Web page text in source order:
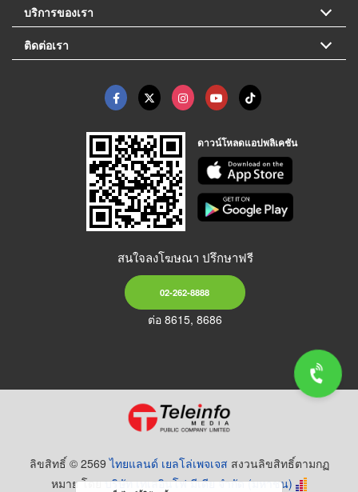
บริการของเรา
ติดต่อเรา
ดาวน์โหลดแอปพลิเคชัน
สนใจลงโฆษณา ปรึกษาฟรี
02-262-8888
ต่อ 8615, 8686
ลิขสิทธิ์ © 2569ไทยแลนด์ เยลโล่เพจเจส สงวนลิขสิทธิ์ตามกฏ
หมาย โดยบริษัท เทเลอินโฟ มีเดีย จำกัด (มหาชน)